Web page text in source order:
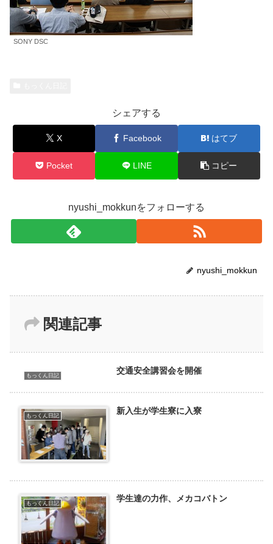
SONY DSC
シェアする
X Facebook はてブ
Pocket LINE コピー
nyushi_mokkunをフォローする
nyushi_mokkun
関連記事
もっくん日記 交通安全講習会を開催
もっくん日記 新入生が学生寮に入寮
もっくん日記 学生達の力作、メカコバトン